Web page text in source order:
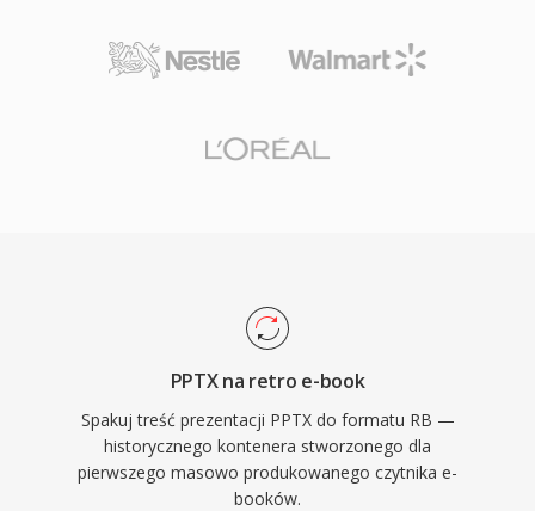
PPTX na retro e-book
Spakuj treść prezentacji PPTX do formatu RB —
historycznego kontenera stworzonego dla
pierwszego masowo produkowanego czytnika e-
booków.